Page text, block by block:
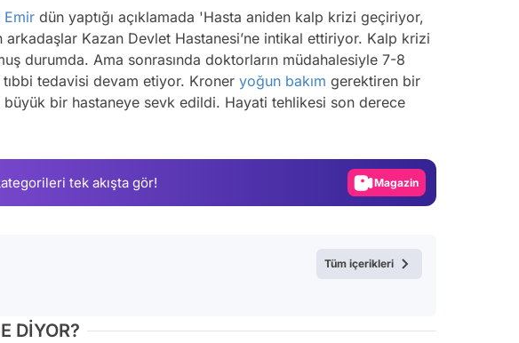
Emir dün yaptığı açıklamada 'Hasta aniden kalp krizi geçiriyor,
arkadaşlar Kazan Devlet Hastanesi’ne intikal ettiriyor. Kalp krizi
durumda. Ama sonrasında doktorların müdahalesiyle 7-8
tedavisi devam etiyor. Kroner yoğun bakım gerektiren bir
büyük bir hastaneye sevk edildi. Hayati tehlikesi son derece
tek akışta gör! Magazin
Tüm içerikleri
DİYOR?